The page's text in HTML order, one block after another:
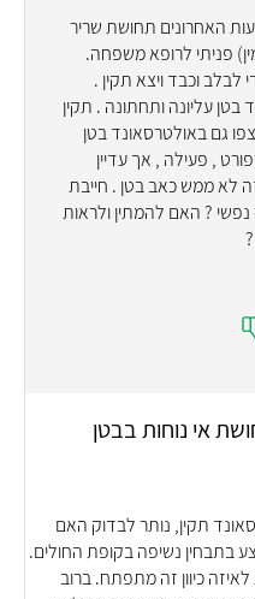
שבועות האחרונים תחושת שריר
פניתי לרופא משפחה.
וכבד ויצא תקין .
בטן עליונה ותחתונה . תקין
נצפו גם באולטרסאונד בטן
, פעילה , אך עדיין
לא ממש כאב בטן . חייבת
נפשי ? האם להמתין ולראות
אי נוחות בבטן
תקין, נותר לבדוק האם
בתבחין נשיפה בקופת החולים.
כיוון זה מתפתח. ברוב